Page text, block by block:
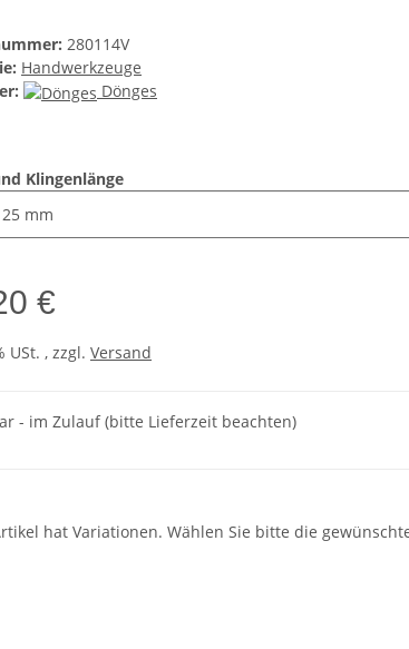
280114V
Handwerkzeuge
Dönges
Klingenlänge
€
USt. , zzgl. Versand
- im Zulauf (bitte Lieferzeit beachten)
hat Variationen. Wählen Sie bitte die